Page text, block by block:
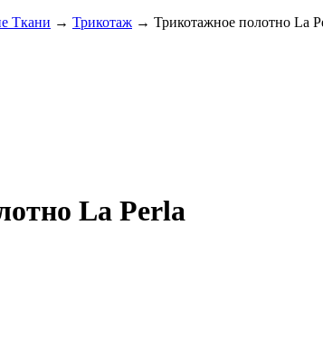
Ткани → Трикотаж → Трикотажное полотно La
La Perla